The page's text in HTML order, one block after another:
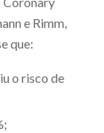
e Rimm,
que:
o risco de